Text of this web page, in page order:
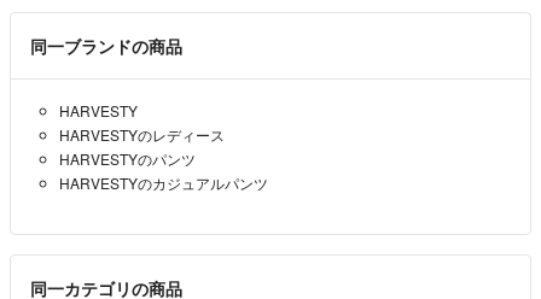
はじめまして。
購入希望ですが、多少お値下げしていただくことは可能でしょうか？
cocoon- 8ヶ月前
同一ブランドの商品
HARVESTY
HARVESTYのレディース
HARVESTYのパンツ
HARVESTYのカジュアルパンツ
同一カテゴリの商品